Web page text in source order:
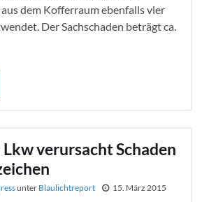
dem Kofferraum ebenfalls vier
Der Sachschaden beträgt ca.
verursacht Schaden
unter Blaulichtreport 15. März 2015